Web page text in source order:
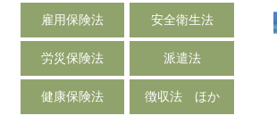
雇用保険法 安全衛生法
労災保険法 派遣法
健康保険法 徴収法 ほか